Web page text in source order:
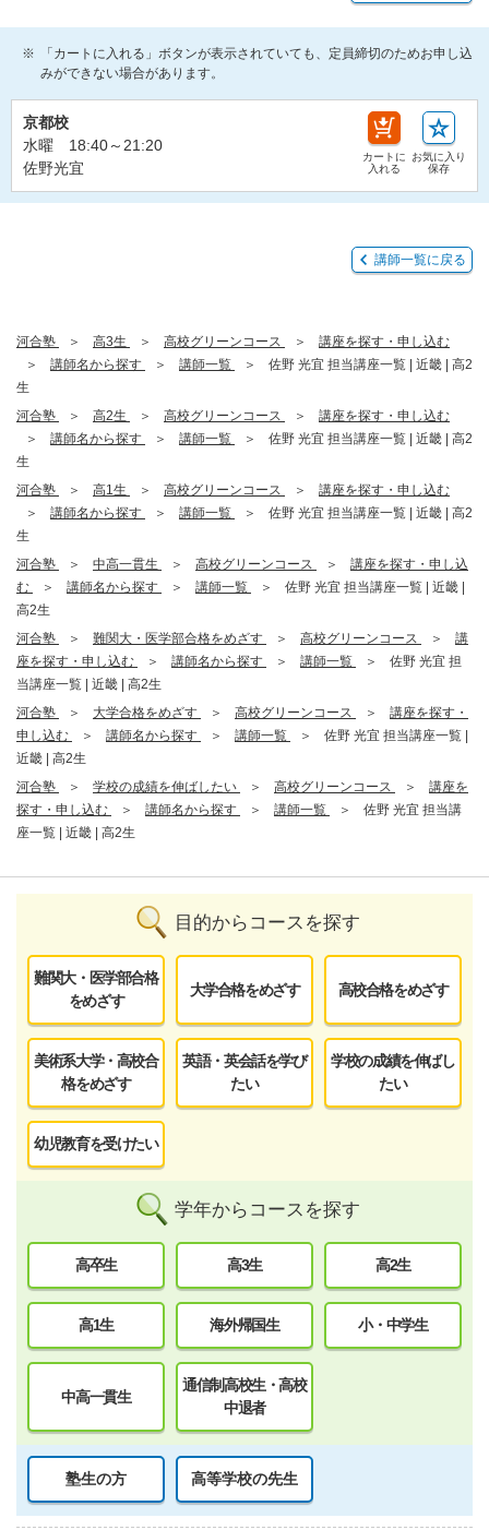
「カートに入れる」ボタンが表示されていても、定員締切のためお申し込
みができない場合があります。
京都校
水曜 18:40～21:20
佐野光宜
カートに
入れる
お気に入り
保存
講師一覧に戻る
河合塾 高3生 高校グリーンコース
講座を探す・申し込む
講師名から探す
講師一覧
佐野 光宜 担当講座一覧 | 近畿 | 高2
生
河合塾
高2生 高校グリーンコース
講座を探す・申し込む
講師名から探す
講師一覧
佐野 光宜 担当講座一覧 | 近畿 | 高2
生
河合塾
高1生 高校グリーンコース
講座を探す・申し込む
講師名から探す
講師一覧
佐野 光宜 担当講座一覧 | 近畿 | 高2
生
河合塾
中高一貫生 高校グリーンコース
講座を探す・申し込
む
講師名から探す 講師一覧
佐野 光宜 担当講座一覧 | 近畿 |
高2生
河合塾
難関大・医学部合格をめざす 高校グリーンコース
講
座を探す・申し込む
講師名から探す 講師一覧
佐野 光宜 担
当講座一覧 | 近畿 | 高2生
河合塾
大学合格をめざす 高校グリーンコース
講座を探す・
申し込む
講師名から探す 講師一覧
佐野 光宜 担当講座一覧 |
近畿 | 高2生
河合塾
学校の成績を伸ばしたい 高校グリーンコース
講座を
探す・申し込む
講師名から探す 講師一覧
佐野 光宜 担当講
座一覧 | 近畿 | 高2生
目的からコースを探す
難関大・医学部合格
をめざす
大学合格をめざす 高校合格をめざす
美術系大学・高校合
格をめざす
英語・英会話を学び
たい
学校の成績を伸ばし
たい
幼児教育を受けたい
学年からコースを探す
高卒生 高3生 高2生
高1生 海外帰国生 小・中学生
中高一貫生
通信制高校生・高校
中退者
塾生の方 高等学校の先生